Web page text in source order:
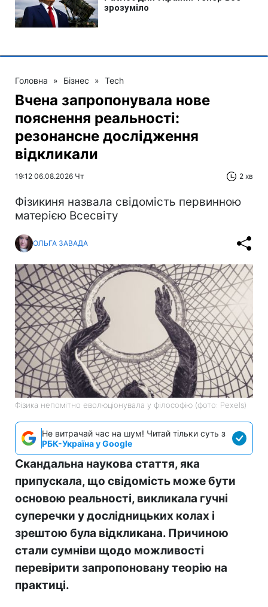
Головна » Бізнес » Tech
Вчена запропонувала нове
пояснення реальності:
резонансне дослідження
відкликали
19:12 06.08.2026 Чт 2 хв
Фізикиня назвала свідомість первинною
матерією Всесвіту
ОЛЬГА ЗАВАДА
Фізика непомітно еволюціонувала у філософію (фото: Pexels)
Не витрачай час на шум! Читай тільки суть з
РБК-Україна у Google
Скандальна наукова стаття, яка
припускала, що свідомість може бути
основою реальності, викликала гучні
суперечки у дослідницьких колах і
зрештою була відкликана. Причиною
стали сумніви щодо можливості
перевірити запропоновану теорію на
практиці.